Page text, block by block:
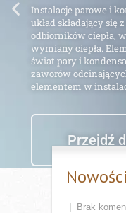
wymiany ciepła.
świat pary i
zaworów
elementem w
Przejdź
Nowości
Brak